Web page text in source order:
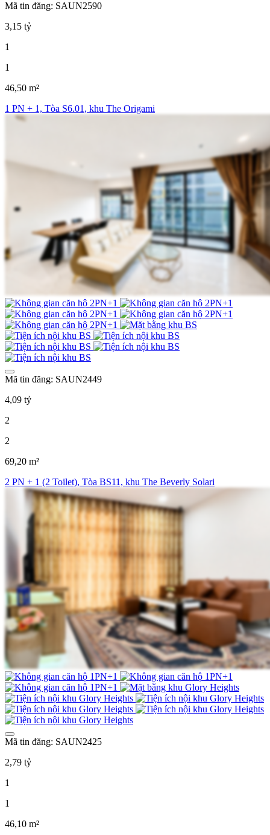
Mã tin đăng: SAUN2590
3,15 tỷ
1
1
46,50 m²
1 PN + 1, Tòa S6.01, khu The Origami
Mã tin đăng: SAUN2449
4,09 tỷ
2
2
69,20 m²
2 PN + 1 (2 Toilet), Tòa BS11, khu The Beverly Solari
Mã tin đăng: SAUN2425
2,79 tỷ
1
1
46,10 m²